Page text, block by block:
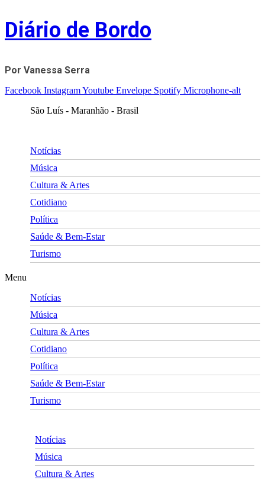
Skip
to
content
Diário de Bordo
Por Vanessa Serra
Facebook InstagramYoutube Envelope Spotify Microphone-alt
São Luís - Maranhão - Brasil
Notícias
Música
Cultura & Artes
Cotidiano
Política
Saúde & Bem-Estar
Turismo
Menu
Notícias
Música
Cultura & Artes
Cotidiano
Política
Saúde & Bem-Estar
Turismo
Notícias
Música
Cultura & Artes